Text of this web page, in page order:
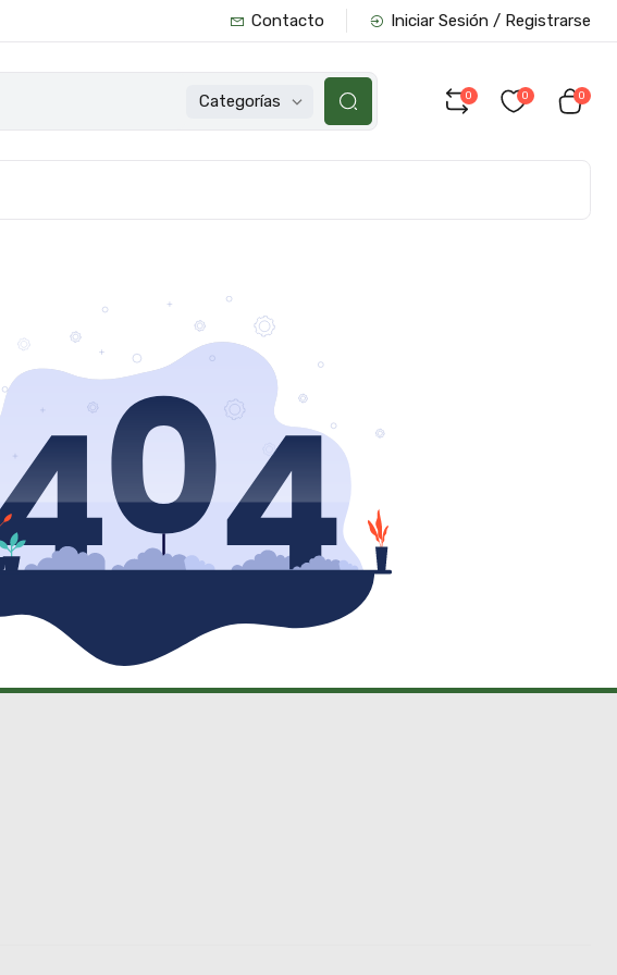
Contacto Iniciar Sesión / Registrarse
Categorías 0 0 0